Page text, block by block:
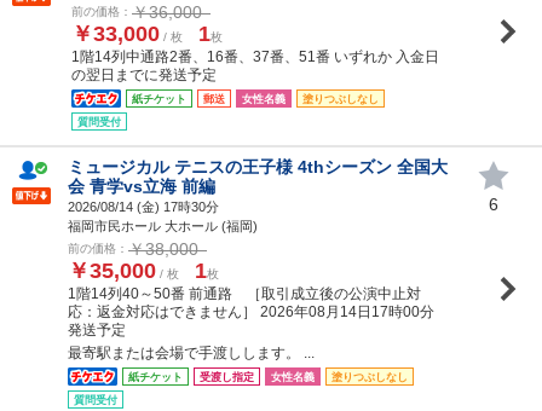
前の価格： ￥36,000
￥33,000 / 枚 1枚
1階14列中通路2番、16番、37番、51番 いずれか 入金日
の翌日までに発送予定
紙チケット 郵送 女性名義
塗りつぶしなし
質問受付
ミュージカル テニスの王子様 4thシーズン 全国大
会 青学vs立海 前編
2026/08/14 (金) 17時30分
福岡市民ホール 大ホール (福岡)
前の価格： ￥38,000
￥35,000 / 枚 1枚
1階14列40～50番 前通路 ［取引成立後の公演中止対
応：返金対応はできません］ 2026年08月14日17時00分
発送予定
最寄駅または会場で手渡しします。 ...
紙チケット 受渡し指定 女性名義
塗りつぶしなし
質問受付
6